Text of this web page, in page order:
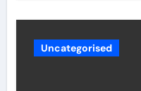
Uncategorised